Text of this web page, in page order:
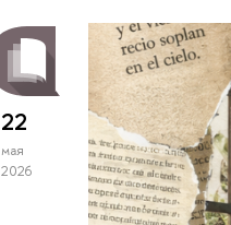
22
мая
2026